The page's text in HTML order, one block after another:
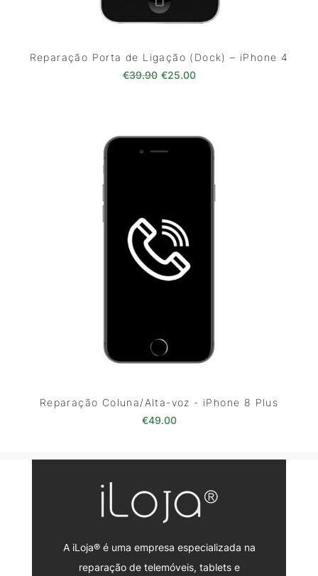
Reparação Porta de Ligação (Dock) – iPhone 4
€39.90 O preço original era: €39.90.
€25.00O preço atual é:
Reparação Coluna/Alta-voz - iPhone 8 Plus
€49.00
A iLoja® é uma empresa especializada na
reparação de telemóveis, tablets e